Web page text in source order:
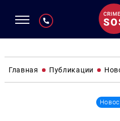
Главная Публикации